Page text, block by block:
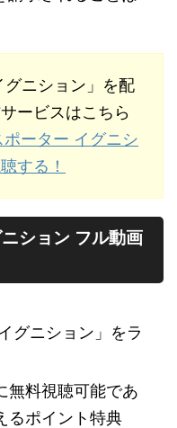
ニション」を配
ービスはこちら
ーター イグニシ
する！
ション フル動画
グニション」をラ
無料視聴可能であ
るポイント特典